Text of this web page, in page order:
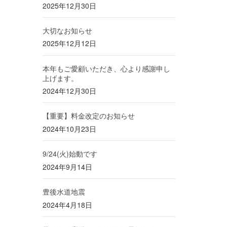
2025年12月30日
大切なお知らせ
2025年12月12日
本年もご愛顧いただき、心より感謝申し
上げます。
2024年12月30日
【重要】料金改定のお知らせ
2024年10月23日
9/24(火)始動です
2024年9月14日
豊後水道地震
2024年4月18日